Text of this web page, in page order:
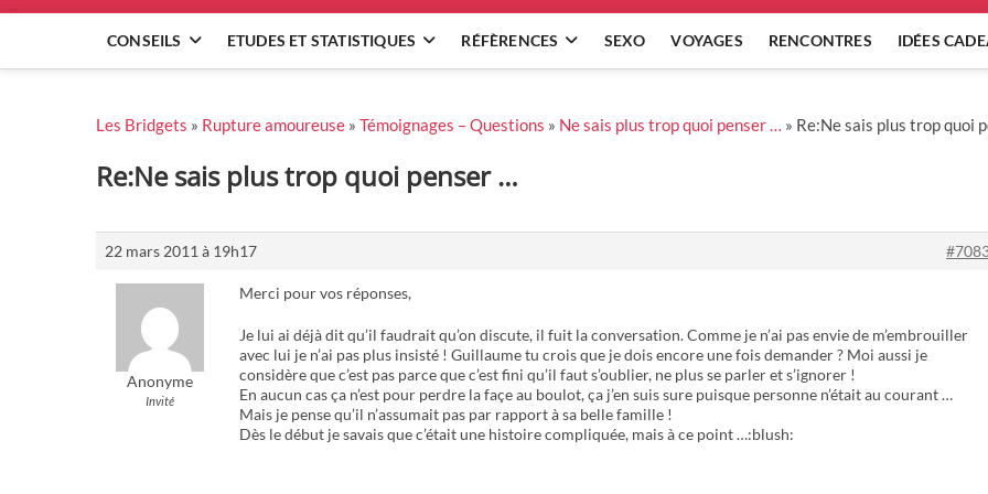
CONSEILS ETUDES ET STATISTIQUES RÉFÈRENCES SEXO VOYAGES RENCONTRES IDÉES
Les Bridgets » Rupture amoureuse » Témoignages – Questions » Ne sais plus trop quoi penser … » Re:Ne sais plus trop quoi
Re:Ne sais plus trop quoi penser …
22 mars 2011 à 19h17
Anonyme
Invité
Merci pour vos réponses,
Je lui ai déjà dit qu’il faudrait qu’on discute, il fuit la conversation. Comme je n’ai pas envie de m’embrouiller
avec lui je n’ai pas plus insisté ! Guillaume tu crois que je dois encore une fois demander ? Moi aussi je
considère que c’est pas parce que c’est fini qu’il faut s’oublier, ne plus se parler et s’ignorer !
En aucun cas ça n’est pour perdre la façe au boulot, ça j’en suis sure puisque personne n’était au courant …
Mais je pense qu’il n’assumait pas par rapport à sa belle famille !
Dès le début je savais que c’était une histoire compliquée, mais à ce point …:blush: